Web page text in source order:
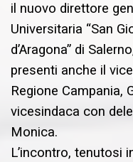
il nuovo direttore
Universitaria “San
d’Aragona” di
presenti anche il
Regione Campania,
vicesindaca con
Monica.
L’incontro, tenutosi